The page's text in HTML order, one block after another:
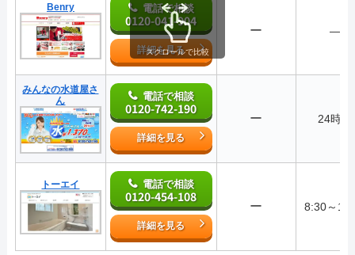
Benry 電話で相談
0120-041-904
詳細を見る
ー ―
みんなの水道屋さ
ん
電話で相談
0120-742-190
詳細を見る
ー 24時間
トーエイ 電話で相談
0120-454-108
詳細を見る
ー 8:30～
スクロールで比較